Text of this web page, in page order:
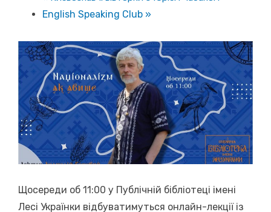
English Speaking Club »
Щосереди об 11:00 у Публічній бібліотеці імені
Лесі Українки відбуватимуться онлайн-лекції із